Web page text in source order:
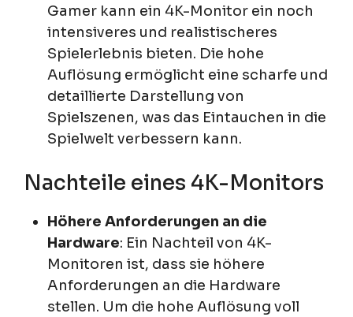
Gamer kann ein 4K-Monitor ein noch
intensiveres und realistischeres
Spielerlebnis bieten. Die hohe
Auflösung ermöglicht eine scharfe und
detaillierte Darstellung von
Spielszenen, was das Eintauchen in die
Spielwelt verbessern kann.
Nachteile eines 4K-Monitors
Höhere Anforderungen an die
Hardware: Ein Nachteil von 4K-
Monitoren ist, dass sie höhere
Anforderungen an die Hardware
stellen. Um die hohe Auflösung voll